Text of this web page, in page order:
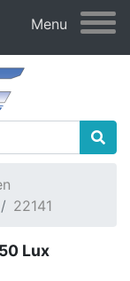
Menu
22141
Lux